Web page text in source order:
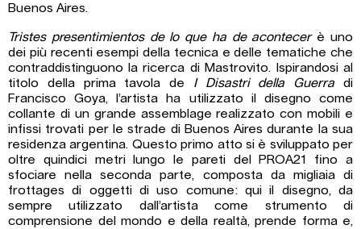
Buenos Aires.
Tristes presentimientos de lo que ha de acontecerè uno
dei più recenti esempi della tecnica e delle tematiche che
contraddistinguono la ricerca di Mastrovito. Ispirandosi al
titolo della prima tavola de I Disastri della Guerra di
Francisco Goya, l’artista ha utilizzato il disegno come
collante di un grande assemblage realizzato con mobili e
infissi trovati per le strade di Buenos Aires durante la sua
residenza argentina. Questo primo atto si è sviluppato per
oltre quindici metri lungo le pareti del PROA21 fino a
sfociare nella seconda parte, composta da migliaia di
frottages di oggetti di uso comune: qui il disegno, da
sempre utilizzato dall’artista come strumento di
comprensione del mondo e della realtà, prende forma e,